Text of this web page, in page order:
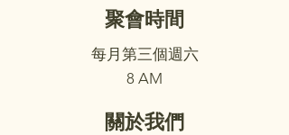
聚會時間
每月第三個週六
8 AM
關於我們